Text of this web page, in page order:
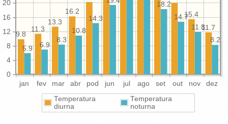
jan fev mar abr pod jun jul ago set out nov dez
0
4
8
12
16
20
11.7
15.4
16.2
13.3
11.3
9.8
8.2
11.8
14.7
18.2
14.3
10.8
8.3
6.9
5.9
Temperatura
diurna
Temperatura
noturna